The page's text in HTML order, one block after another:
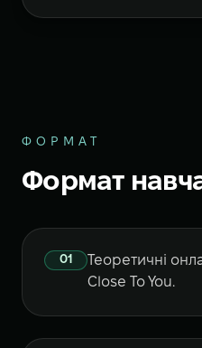
ФОРМАТ
Формат
01
Теоретичні
Close To You.